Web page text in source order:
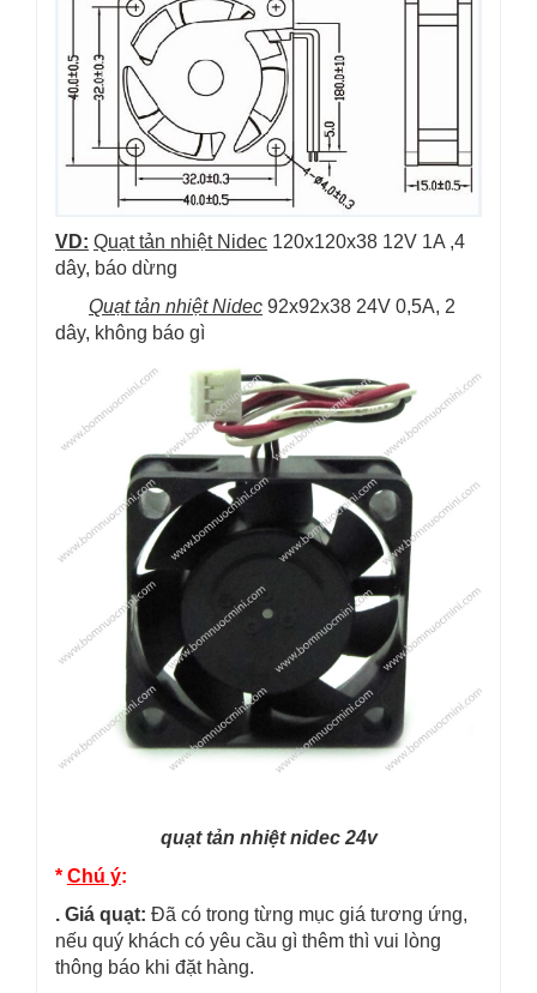
VD: Quạt tản nhiệt Nidec 120x120x38 12V 1A ,4
dây, báo dừng
Quạt tản nhiệt Nidec 92x92x38 24V 0,5A, 2
dây, không báo gì
quạt tản nhiệt nidec 24v
* Chú ý:
. Giá quạt: Đã có trong từng mục giá tương ứng,
nếu quý khách có yêu cầu gì thêm thì vui lòng
thông báo khi đặt hàng.